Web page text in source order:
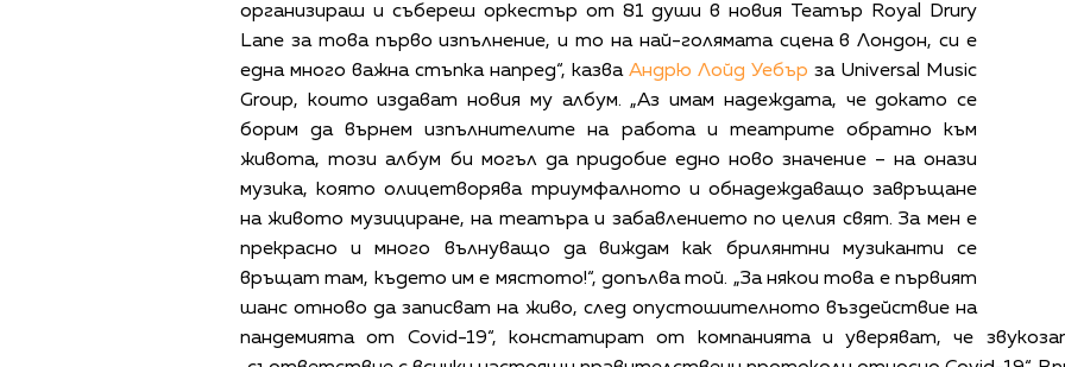
организираш и събереш оркестър от 81 души в новия Театър Royal Drury
Lane за това първо изпълнение, и то на най-голямата сцена в Лондон, си е
една много важна стъпка напред“, казва Андрю Лойд Уебър за Universal Music
Group, които издават новия му албум. „Аз имам надеждата, че докато се
борим да върнем изпълнителите на работа и театрите обратно към
живота, този албум би могъл да придобие едно ново значение – на онази
музика, която олицетворява триумфалното и обнадеждаващо завръщане
на живото музициране, на театъра и забавлението по целия свят. За мен е
прекрасно и много вълнуващо да виждам как брилянтни музиканти се
връщат там, където им е мястото!“, допълва той. „За някои това е първият
шанс отново да записват на живо, след опустошителното въздействие на
пандемията от Covid-19“, констатират от компанията и уверяват, че